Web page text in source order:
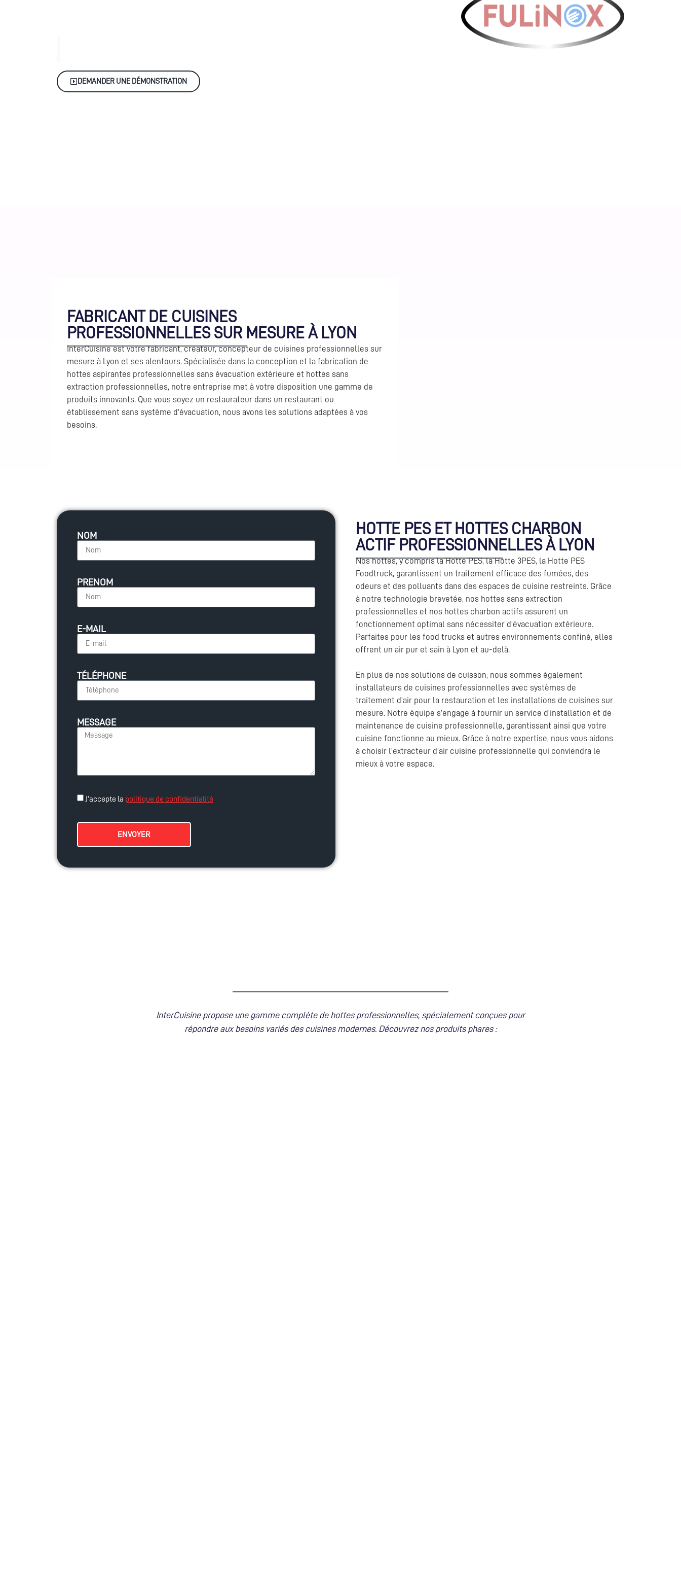
DEMANDER UNE DÉMONSTRATION
FABRICANT DE CUISINES
PROFESSIONNELLES SUR MESURE À LYON
InterCuisine est votre fabricant, créateur, concepteur de cuisines professionnelles sur
mesure à Lyon et ses alentours. Spécialisée dans la conception et la fabrication de
hottes aspirantes professionnelles sans évacuation extérieure et hottes sans
extraction professionnelles, notre entreprise met à votre disposition une gamme de
produits innovants. Que vous soyez un restaurateur dans un restaurant ou
établissement sans système d’évacuation, nous avons les solutions adaptées à vos
besoins.
NOM
PRENOM
E-MAIL
TÉLÉPHONE
MESSAGE
J’accepte la politique de confidentialité
ENVOYER
HOTTE PES ET HOTTES CHARBON
ACTIF PROFESSIONNELLES À LYON
Nos hottes, y compris la Hotte PES, la Hotte 3PES, la Hotte PES
Foodtruck, garantissent un traitement efficace des fumées, des
odeurs et des polluants dans des espaces de cuisine restreints. Grâce
à notre technologie brevetée, nos hottes sans extraction
professionnelles et nos hottes charbon actifs assurent un
fonctionnement optimal sans nécessiter d’évacuation extérieure.
Parfaites pour les food trucks et autres environnements confiné, elles
offrent un air pur et sain à Lyon et au-delà.
En plus de nos solutions de cuisson, nous sommes également
installateurs de cuisines professionnelles avec systèmes de
traitement d’air pour la restauration et les installations de cuisines sur
mesure. Notre équipe s’engage à fournir un service d’installation et de
maintenance de cuisine professionnelle, garantissant ainsi que votre
cuisine fonctionne au mieux. Grâce à notre expertise, nous vous aidons
à choisir l’extracteur d’air cuisine professionnelle qui conviendra le
mieux à votre espace.
InterCuisine propose une gamme complète de hottes professionnelles, spécialement conçues pour
répondre aux besoins variés des cuisines modernes. Découvrez nos produits phares :